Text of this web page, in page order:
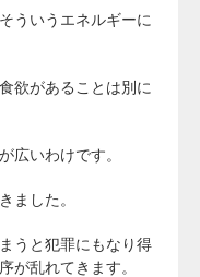
ういうエネルギーに
欲があることは別に
広いわけです。
ました。
うと犯罪にもなり得
が乱れてきます。